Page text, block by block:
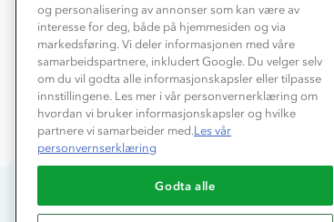
og personalisering av annonser som kan være av
interesse for deg, både på hjemmesiden og via
markedsføring. Vi deler informasjonen med våre
samarbeidspartnere, inkludert Google. Du velger selv
om du vil godta alle informasjonskapsler eller tilpasse
innstillingene. Les mer i vår personvernerklæring om
hvordan vi bruker informasjonskapsler og hvilke
partnere vi samarbeider med.Les vår
personvernserklæring
Godta alle